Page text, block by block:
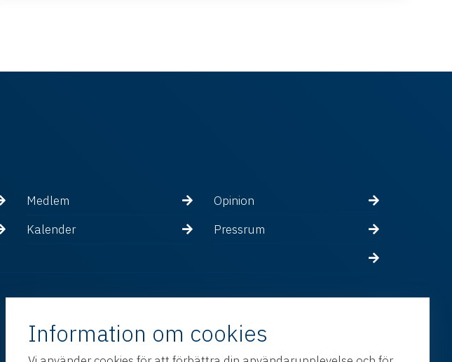
Medlem
Opinion
Kalender
Pressrum
Information om cookies